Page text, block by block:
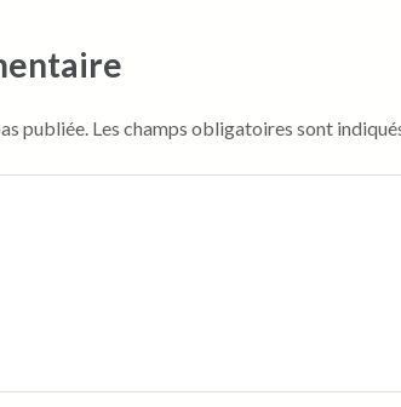
publiée. Les champs obligatoires sont